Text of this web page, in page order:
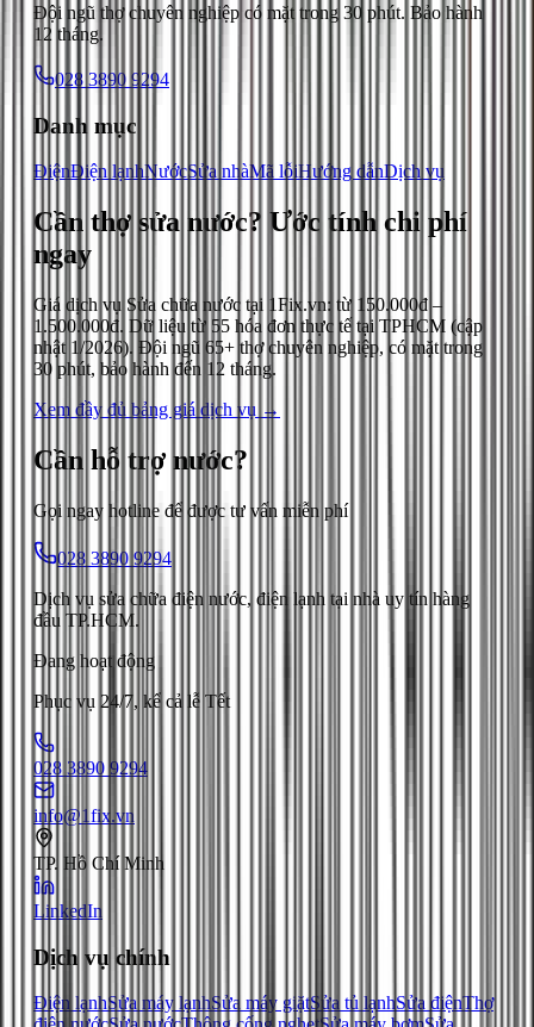
Đội ngũ thợ chuyên nghiệp có mặt trong 30 phút. Bảo hành
12 tháng.
028 3890 9294
Danh mục
ĐiệnĐiện lạnhNướcSửa nhàMã lỗiHướng dẫnDịch vụ
Cần thợ sửa nước? Ước tính chi phí
ngay
Giá dịch vụ Sửa chữa nước tại 1Fix.vn: từ 150.000đ –
1.500.000đ. Dữ liệu từ 55 hóa đơn thực tế tại TPHCM (cập
nhật 1/2026). Đội ngũ 65+ thợ chuyên nghiệp, có mặt trong
30 phút, bảo hành đến 12 tháng.
Xem đầy đủ bảng giá dịch vụ →
Cần hỗ trợ nước?
Gọi ngay hotline để được tư vấn miễn phí
028 3890 9294
Dịch vụ sửa chữa điện nước, điện lạnh tại nhà uy tín hàng
đầu TP.HCM.
Đang hoạt động
Phục vụ 24/7, kể cả lễ Tết
028 3890 9294
info@1fix.vn
TP. Hồ Chí Minh
LinkedIn
Dịch vụ chính
Điện lạnhSửa máy lạnhSửa máy giặtSửa tủ lạnhSửa điệnThợ